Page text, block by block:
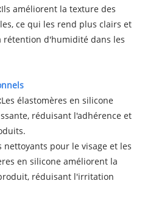
Ils améliorent la texture des
ce qui les rend plus clairs et
rétention d'humidité dans les
Les élastomères en silicone
réduisant l'adhérence et
nettoyants pour le visage et les
en silicone améliorent la
réduisant l'irritation